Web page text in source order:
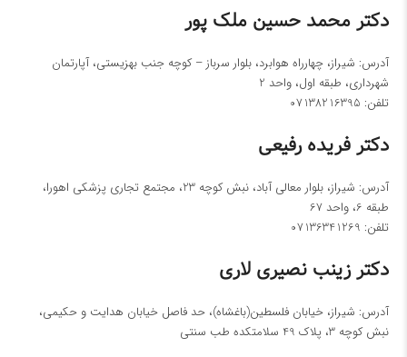
دکتر محمد حسین ملک پور
آدرس: شیراز، چهارراه هوابرد، بلوار سرباز – کوچه جنب بهزیستی، آپارتمان
شهرداری، طبقه اول، واحد 2
تلفن: 07138216395
دکتر فریده رفیعی
آدرس: شیراز، بلوار معالی آباد، نبش کوچه 23، مجتمع تجاری پزشکی اهورا،
طبقه 6، واحد 67
تلفن: 07136341269
دکتر زینب نصیری لاری
آدرس: شیراز، خیابان فلسطین(باغشاه)، حد فاصل خیابان هدایت و حکیمی،
نبش کوچه 3، پلاک 49 سلامتکده طب سنتی